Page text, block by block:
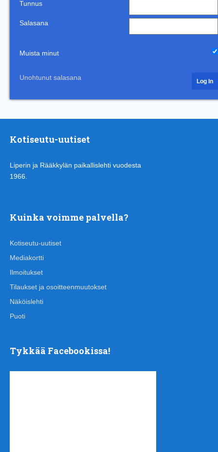
Tunnus
Salasana
Muista minut
Unohtunut salasana
Kotiseutu-uutiset
Liperin ja Rääkkylän paikallislehti vuodesta
1966.
Kuinka voimme palvella?
Kotiseutu-uutiset
Mediakortti
Ilmoitukset
Tilaukset ja osoitteenmuutokset
Näköislehti
Puoti
Tykkää Facebookissa!